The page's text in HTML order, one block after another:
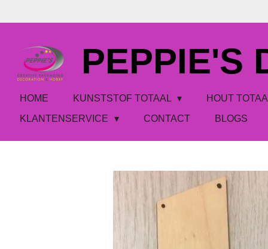
direct
hoofdinhoud
PEPPIE'S
HOME KUNSTSTOF TOTAAL HOUT
KLANTENSERVICE
CONTACT BLOGS